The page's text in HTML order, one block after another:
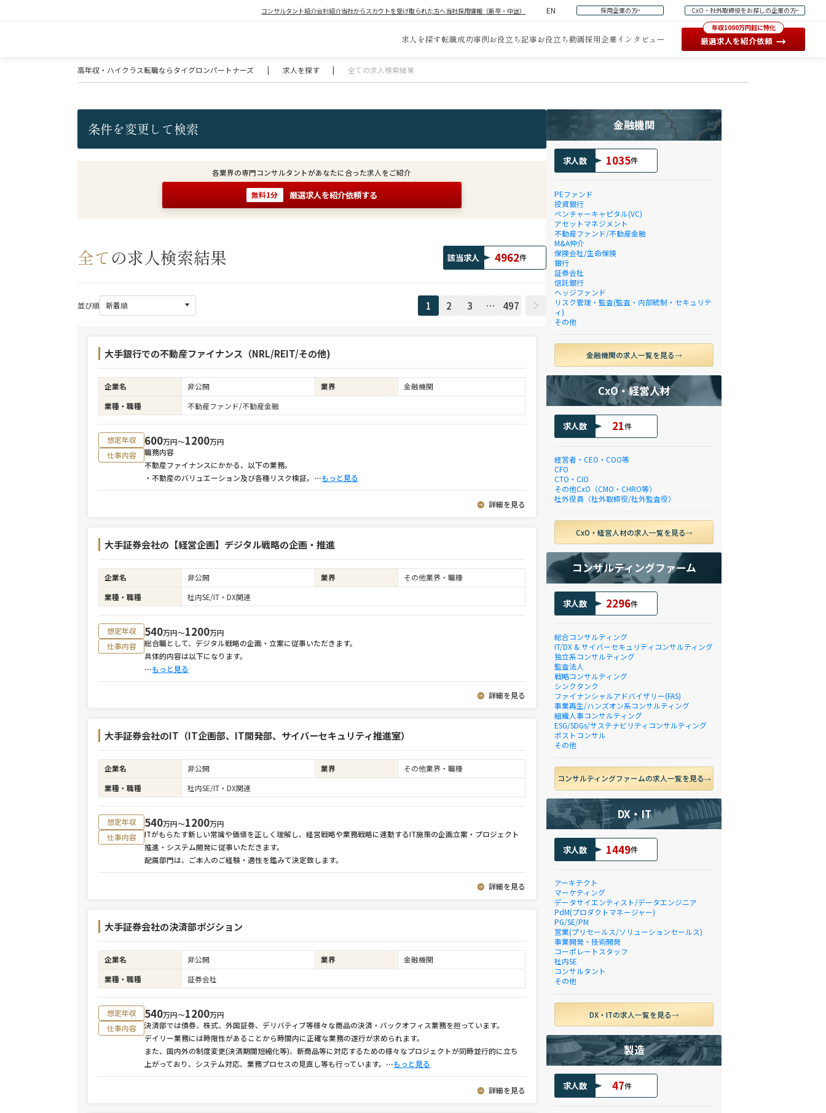
コンサルタント紹介会社紹介当社からスカウトを受け取られた方へ当社採用情報（新卒・中途） EN 採用企業の方 CxO・社外取締役をお探しの企業の方
求人を探す転職成功事例お役立ち記事お役立ち動画採用企業インタビュー
年収1000万円超に特化
厳選求人を紹介依頼 →
高年収・ハイクラス転職ならタイグロンパートナーズ | 求人を探す | 全ての求人検索結果
条件を変更して検索
各業界の専門コンサルタントがあなたに合った求人をご紹介
無料1分 厳選求人を紹介依頼する
全ての求人検索結果 該当求人 4962件
並び順 1 2 3 … 497
大手銀行での不動産ファイナンス（NRL/REIT/その他)
企業名 非公開 業界
金融機関
業種・職種
不動産ファンド/不動産金融
想定年収 600万円〜1200万円
仕事内容
職務内容
不動産ファイナンスにかかる、以下の業務。
・不動産のバリュエーション及び各種リスク検証。 ⋯もっと見る
詳細を見る
大手証券会社の【経営企画】デジタル戦略の企画・推進
企業名 非公開 業界
その他業界・職種
業種・職種
社内SE/IT・DX関連
想定年収 540万円〜1200万円
仕事内容
総合職として、デジタル戦略の企画・立案に従事いただきます。
具体的内容は以下になります。
⋯もっと見る
詳細を見る
大手証券会社のIT（IT企画部、IT開発部、サイバーセキュリティ推進室）
企業名 非公開 業界
その他業界・職種
業種・職種
社内SE/IT・DX関連
想定年収 540万円〜1200万円
仕事内容
ITがもらたす新しい常識や価値を正しく理解し、経営戦略や業務戦略に連動するIT施策の企画立案・プロジェクト
推進・システム開発に従事いただきます。
配属部門は、ご本人のご経験・適性を鑑みて決定致します。
詳細を見る
大手証券会社の決済部ポジション
企業名 非公開 業界
金融機関
業種・職種
証券会社
想定年収 540万円〜1200万円
仕事内容
決済部では債券、株式、外国証券、デリバティブ等様々な商品の決済・バックオフィス業務を担っています。
デイリー業務には時限性があることから時間内に正確な業務の遂行が求められます。
また、国内外の制度変更(決済期間短縮化等)、新商品等に対応するための様々なプロジェクトが同時並行的に立ち
上がっており、システム対応、業務プロセスの見直し等も行っています。 ⋯もっと見る
詳細を見る
金融機関
求人数 1035件
PEファンド
投資銀行
ベンチャーキャピタル(VC)
アセットマネジメント
不動産ファンド/不動産金融
M&A仲介
保険会社/生命保険
銀行
証券会社
信託銀行
ヘッジファンド
リスク管理・監査(監査・内部統制・セキュリテ
ィ)
その他
金融機関の求人一覧を見る
CxO・経営人材
求人数 21件
経営者・CEO・COO等
CFO
CTO・CIO
その他CxO（CMO・CHRO等）
社外役員（社外取締役/社外監査役）
CxO・経営人材の求人一覧を見る
コンサルティングファーム
求人数 2296件
総合コンサルティング
IT/DX & サイバーセキュリティコンサルティング
独立系コンサルティング
監査法人
戦略コンサルティング
シンクタンク
ファイナンシャルアドバイザリー(FAS)
事業再生/ハンズオン系コンサルティング
組織人事コンサルティング
ESG/SDGs/サステナビリティコンサルティング
ポストコンサル
その他
コンサルティングファームの求人一覧を見る
DX・IT
求人数 1449件
アーキテクト
マーケティング
データサイエンティスト/データエンジニア
PdM(プロダクトマネージャー)
PG/SE/PM
営業(プリセールス/ソリューションセールス)
事業開発・技術開発
コーポレートスタッフ
社内SE
コンサルタント
その他
DX・ITの求人一覧を見る
製造
求人数 47件